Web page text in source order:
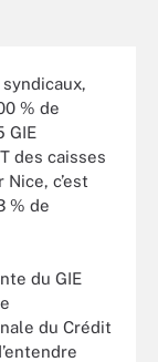
% de
GIE
des caisses
c’est
% de
du GIE
du Crédit